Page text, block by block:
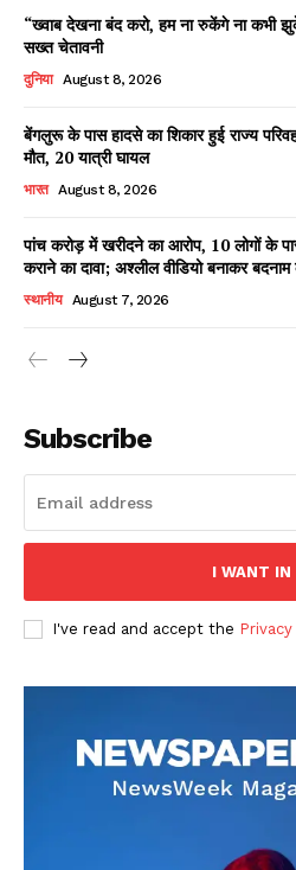
“ख्वाब देखना बंद करो, हम ना रुकेंगे ना कभी
सख्त चेतावनी
दुनिया August 8, 2026
बेंगलुरू के पास हादसे का शिकार हुई राज्य
मौत, 20 यात्री घायल
भारत August 8, 2026
पांच करोड़ में खरीदने का आरोप, 10 लोगों के
कराने का दावा; अश्लील वीडियो बनाकर
स्थानीय August 7, 2026
Subscribe
I WANT IN
I've read and accept the